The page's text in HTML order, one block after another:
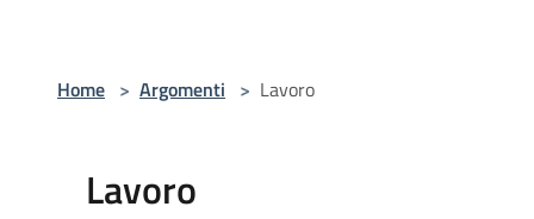
Home > Argomenti > Lavoro
Lavoro